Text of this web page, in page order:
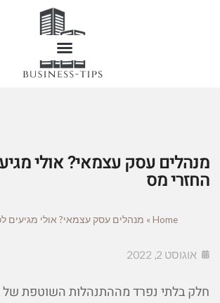
מנהלים עסק עצמאי? אולי
החזרי מס
Home
» מנהלים עסק עצמאי? אולי מגיעים
אוגוסט 2, 2022
חלק בלתי נפרד מההתנהלות השוטפת